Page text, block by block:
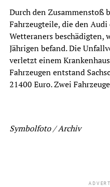
Durch den Zusammenstoß
Fahrzeugteile, die den
Wetteraners beschädigten,
Jährigen befand. Die
verletzt einem
Fahrzeugen entstand
21400 Euro. Zwei
Symbolfoto / Archiv